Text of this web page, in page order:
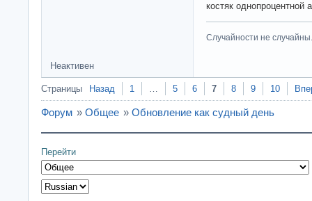
костяк однопроцентной
Случайности не случайны.
Неактивен
Страницы Назад 1 … 5 6 7 8 9 10
Форум » Общее » Обновление как судный день
Перейти